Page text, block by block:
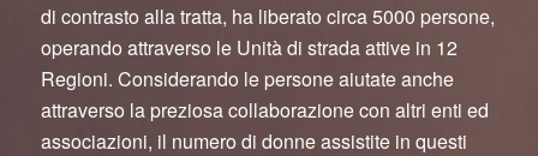
di contrasto alla tratta, ha liberato circa 5000 persone,
operando attraverso le Unità di strada attive in 12
Regioni. Considerando le persone aiutate anche
attraverso la preziosa collaborazione con altri enti ed
associazioni, il numero di donne assistite in questi